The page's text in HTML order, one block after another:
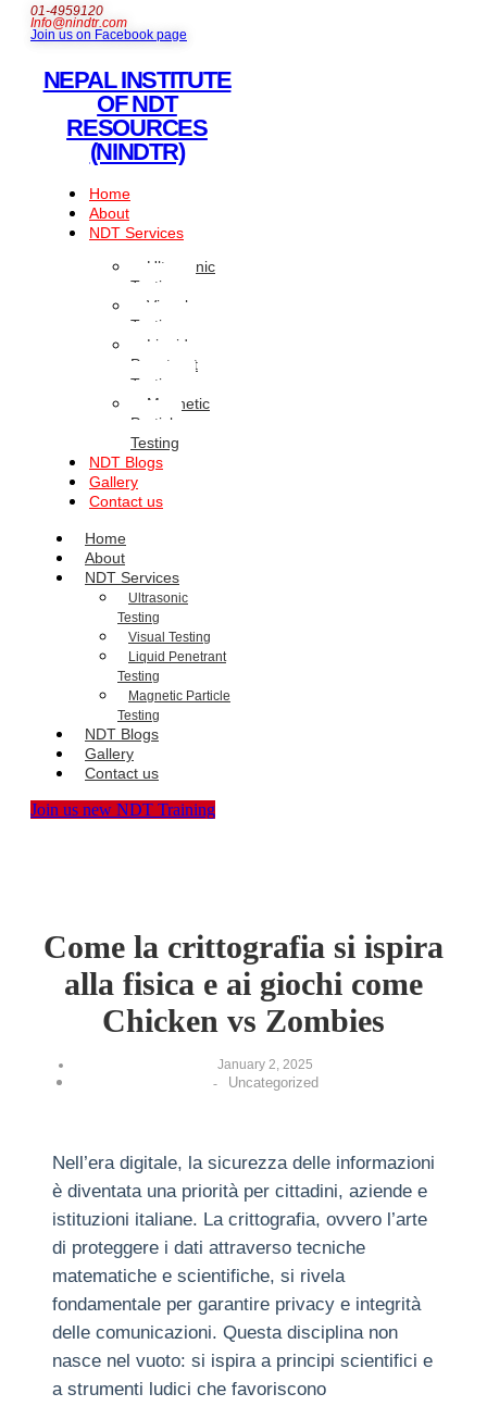
01-4959120
Info@nindtr.com
Join us on Facebook page
NEPAL INSTITUTE
OF NDT
RESOURCES
(NINDTR)
Home
About
NDT Services
Ultrasonic
Testing
Visual
Testing
Liquid
Penetrant
Testing
Magnetic
Particle
Testing
NDT Blogs
Gallery
Contact us
Home
About
NDT Services
Ultrasonic
Testing
Visual Testing
Liquid Penetrant
Testing
Magnetic Particle
Testing
NDT Blogs
Gallery
Contact us
Join us new NDT Training
Come la crittografia si ispira
alla fisica e ai giochi come
Chicken vs Zombies
January 2, 2025
-
Uncategorized
Nell’era digitale, la sicurezza delle informazioni
è diventata una priorità per cittadini, aziende e
istituzioni italiane. La crittografia, ovvero l’arte
di proteggere i dati attraverso tecniche
matematiche e scientifiche, si rivela
fondamentale per garantire privacy e integrità
delle comunicazioni. Questa disciplina non
nasce nel vuoto: si ispira a principi scientifici e
a strumenti ludici che favoriscono